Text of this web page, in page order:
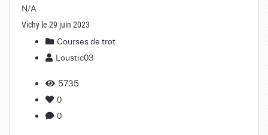
N/A
Vichy le 29 juin 2023
Courses de trot
Loustic03
5735
0
0